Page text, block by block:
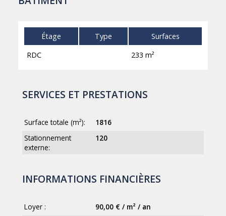
Étage Type
Surfaces
RDC
233 m²
SERVICES ET PRESTATIONS
Surface totale (m²):
1816
Stationnement
externe:
120
INFORMATIONS FINANCIÈRES
Loyer :
90,00 € / m² / an